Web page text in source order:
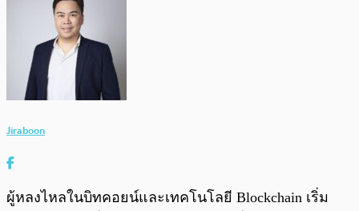
Jiraboon
ผู้หลงไหลในบิทคอยน์และเทคโนโลยี Blockchain เริ่ม